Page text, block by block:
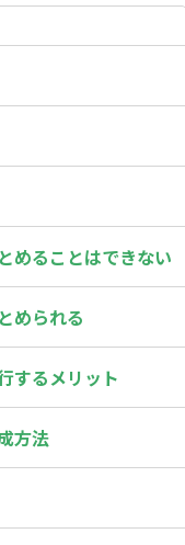
めることはできない
められる
するメリット
方法